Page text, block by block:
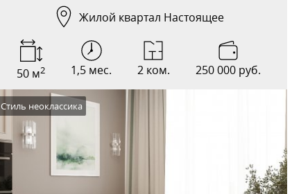
Жилой квартал Настоящее
50 м2 1,5 мес. 2 ком. 250 000 руб.
Стиль неоклассика